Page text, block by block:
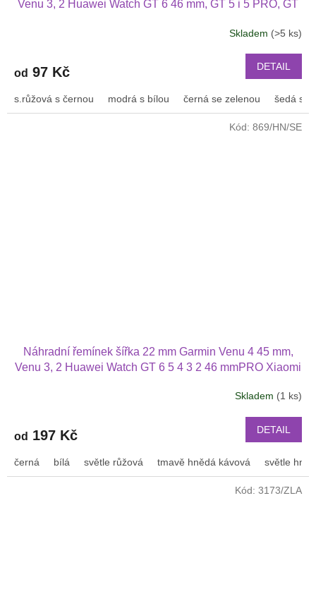
Venu 3, 2 Huawei Watch GT 6 46 mm, GT 5 i 5 PRO, GT
je
z
5
Skladem (>5 ks)
od 97 Kč DETAIL
s.růžová s černou modrá s bílou černá se zelenou šedá s
Náhradní řemínek šířka 22 mm Garmin Venu 4 45 mm,
Venu 3, 2 Huawei Watch GT 6 5 4 3 2 46 mmPRO Xiaomi
Skladem (1 ks)
od 197 Kč DETAIL
černá bílá světle růžová tmavě hnědá kávová světle
Kód: 869/HN/SE
Kód: 3173/ZLA